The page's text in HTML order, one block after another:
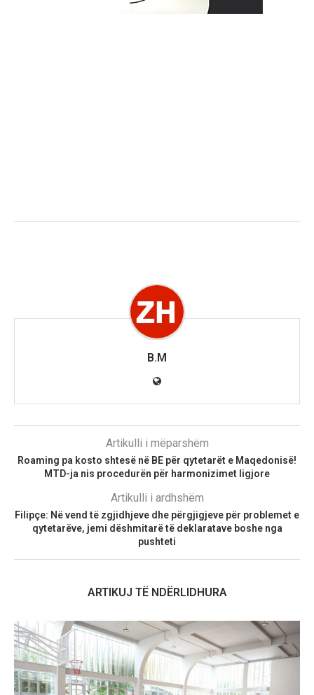
B.M
Artikulli i mëparshëm
Roaming pa kosto shtesë në BE për qytetarët e Maqedonisë!
MTD-ja nis procedurën për harmonizimet ligjore
Artikulli i ardhshëm
Filipçe: Në vend të zgjidhjeve dhe përgjigjeve për problemet e
qytetarëve, jemi dëshmitarë të deklaratave boshe nga
pushteti
ARTIKUJ TË NDËRLIDHURA